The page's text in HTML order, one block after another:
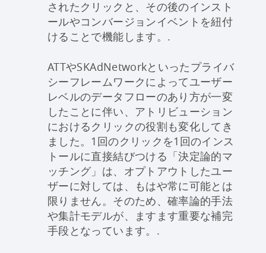
されたクリックと、その後のインスト
ールやコンバージョンイベントを紐付
けることで機能します。.
ATTやSKAdNetworkといったプライバ
シーフレームワークによってユーザー
レベルのデータフローのあり方が一変
したことに伴い、アトリビューション
におけるクリックの役割も変化してき
ました。1回のクリックを1回のインス
トールに直接結びつける「決定論的マ
ッチング」は、オプトアウトしたユー
ザーに対しては、もはや常に可能とは
限りません。そのため、確率論的手法
や集計モデルが、ますます重要な補完
手段となっています。.